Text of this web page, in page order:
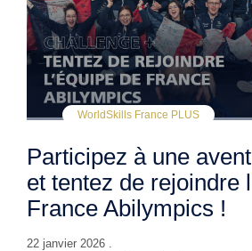
WorldSkills France PLUS
Participez à une
et tentez de rejoindre
France Abilympics !
22 janvier 2026 .